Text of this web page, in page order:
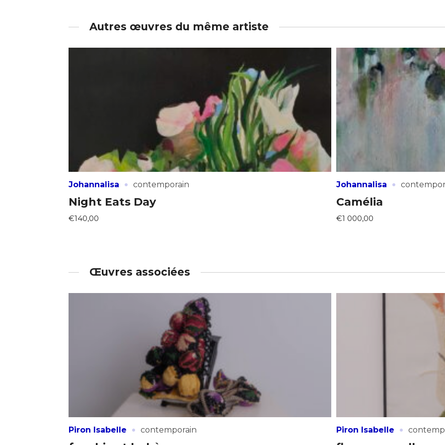
Autres œuvres du même artiste
Johannalisa · contemporain
Night Eats Day
€140,00
Johannalisa ·
Camélia
€1 000,00
Œuvres associées
Piron Isabelle · contemporain Piron Isabelle ·